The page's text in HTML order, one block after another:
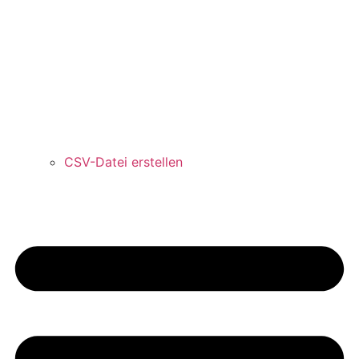
CSV-Datei erstellen